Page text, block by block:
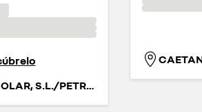
JAPEMASA SOLAR, S.L./PETREL